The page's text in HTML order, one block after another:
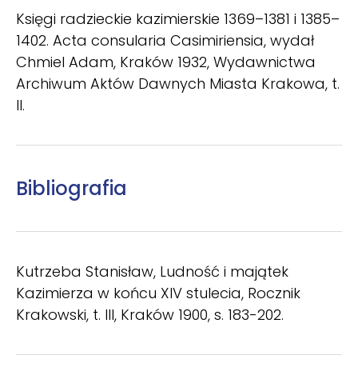
Księgi radzieckie kazimierskie 1369–1381 i 1385–
1402. Acta consularia Casimiriensia, wydał
Chmiel Adam, Kraków 1932, Wydawnictwa
Archiwum Aktów Dawnych Miasta Krakowa, t.
II.
Bibliografia
Kutrzeba Stanisław, Ludność i majątek
Kazimierza w końcu XIV stulecia, Rocznik
Krakowski, t. III, Kraków 1900, s. 183-202.